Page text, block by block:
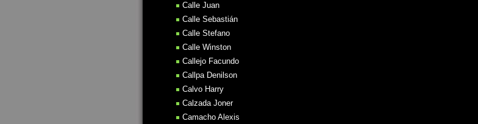
Calle Juan
Calle Sebastián
Calle Stefano
Calle Winston
Callejo Facundo
Callpa Denilson
Calvo Harry
Calzada Joner
Camacho Alexis